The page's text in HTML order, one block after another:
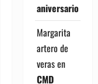
aniversario
Margarita
artero de
verasen
CMD